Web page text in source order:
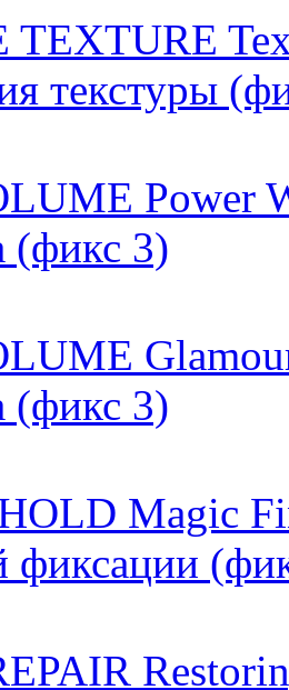
TEXTURE
текстуры
Power
(фикс 3)
(фикс 3)
Magic
фиксации